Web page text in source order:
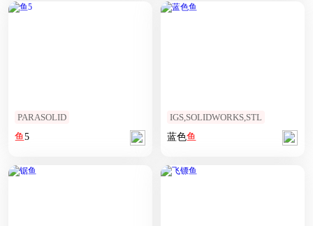
PARASOLID
鱼5
IGS,SOLIDWORKS,STL
蓝色鱼